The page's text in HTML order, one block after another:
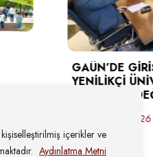
içerikler ve
Aydınlatma Metni
VE
ENDEKSİ